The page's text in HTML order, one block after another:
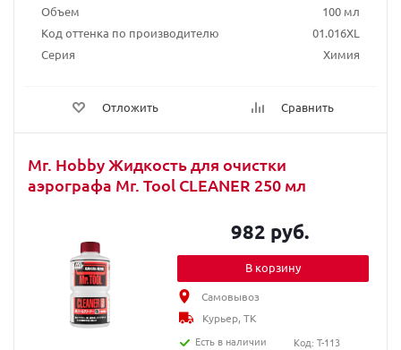
Объем
100 мл
Код оттенка по производителю
01.016XL
Серия
Химия
Отложить Сравнить
Mr. Hobby Жидкость для очистки
аэрографа Mr. Tool CLEANER 250 мл
982 руб.
В корзину
Самовывоз
Курьер, ТК
Есть в наличии
Код: T-113